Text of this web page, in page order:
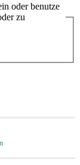
oder benutze
zu